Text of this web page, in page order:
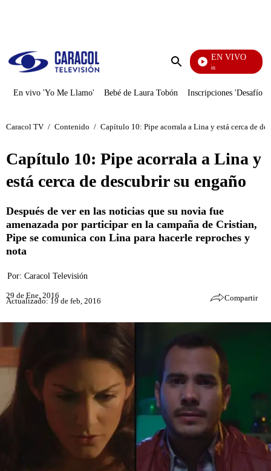
Enviar
EN VIVO
Pura Diversión
En vivo 'Yo Me Llamo' Bebé de Laura Tobón Inscripciones 'Desafío'
Caracol TV / Contenido / Capítulo 10: Pipe acorrala a Lina y está cerca de
Capítulo 10: Pipe acorrala a Lina y
está cerca de descubrir su engaño
Después de ver en las noticias que su novia fue
amenazada por participar en la campaña de Cristian,
Pipe se comunica con Lina para hacerle reproches y
nota
Por: Caracol Televisión
29 de Ene, 2016
Actualizado: 19 de feb, 2016 Compartir